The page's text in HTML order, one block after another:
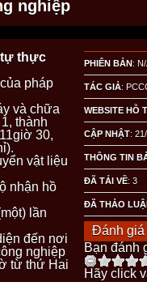
nghiệp
tự thực
pháp
và chữa
thành
30,
vật liệu
nhận hồ
lần
đến nơi
nghiệp
từ thứ Hai
PHIÊN BẢN:
TÁC GIẢ:
WEBSITE HỖ
CẬP NHẬT:
THÔNG TIN
ĐÃ TẢI VỀ: 3
ĐÃ THẢO
Đánh giá
Bạn đánh
Hãy click